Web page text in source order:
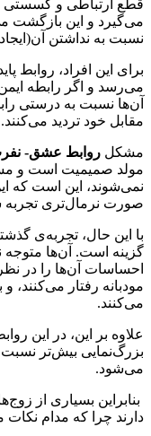
قطع ارتباطی و گسستی
می‌گیرد و این بازگشت
نسبت به نداشتن
برای این افراد، روابط
می‌رسد و اگر رابطه
آن‌ها نسبت به درستی
مقابل خود تردید می‌کنند.
مشکل روابط عشق-
مولد صمیمیت است و
نمی‌شوند، این است که
صورت نرمال‌تری تجربه
با این حال، تجربه‌ی
گزینه است. آن‌ها متوجه
احساسات آن‌ها را در
مودبانه رفتار می‌کنند، و
می‌کنند.
علاوه بر این، در این
بزرگ‌نمایی بیش‌تر
می‌شود.
بنابراین بسیاری از
دارند چرا که مدام نکات